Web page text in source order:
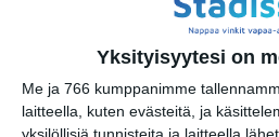
Yksityisyytesi on
Me ja 766 kumppanimme
laitteella, kuten evästeitä, ja
yksilöllisiä tunnisteita ja laitteella
valitsemassasi palvelussa /
this page: